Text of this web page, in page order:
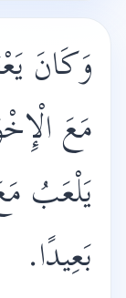
وَكَانَ
مَعَ
يَلْعَبُ
بَعِيدًا.